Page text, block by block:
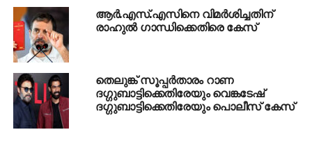
ആർ.എസ്.എസിനെ വിമർശിച്ചതിന്
രാഹുൽ ഗാന്ധിക്കെതിരെ കേസ്
തെലുങ്ക് സൂപ്പര്‍താരം റാണ
ദഗ്ഗുബാട്ടിക്കെതിരേയും വെങ്കടേഷ്
ദഗ്ഗുബാട്ടിക്കെതിരേയും പൊലീസ് കേസ്